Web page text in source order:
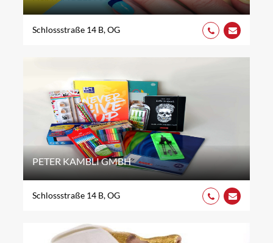
Schlossstraße 14 B, OG
PETER KAMBLI GMBH
Schlossstraße 14 B, OG